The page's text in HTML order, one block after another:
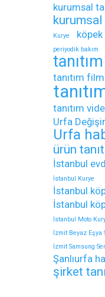
kurumsal
kurumsal
Kurye
periyodik bakım
tanıtım
tanıtım
Urfa
Urfa
ürün
İstanbul
İstanbul Kurye
İstanbul
İstanbul
İstanbul Moto
İzmit Beyaz Eşya
İzmit Samsung
Şanlıurfa
şirket